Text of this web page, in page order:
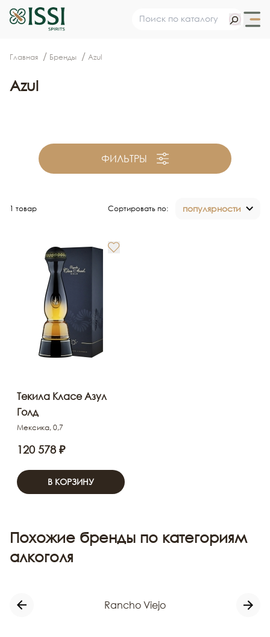
Главная Бренды Azul
Azul
ФИЛЬТРЫ
1 товар Сортировать по: популярности
Текила Класе Азул
Голд
Мексика, 0,7
120 578 ₽
В КОРЗИНУ
Похожие бренды по категориям
алкоголя
Rancho Viejo